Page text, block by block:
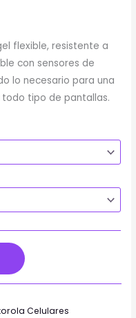
flexible, resistente a
con sensores de
lo necesario para una
todo tipo de pantallas.
Celulares